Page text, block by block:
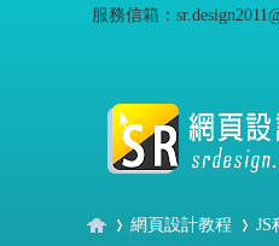
服務信箱：
網頁設計教程 JS